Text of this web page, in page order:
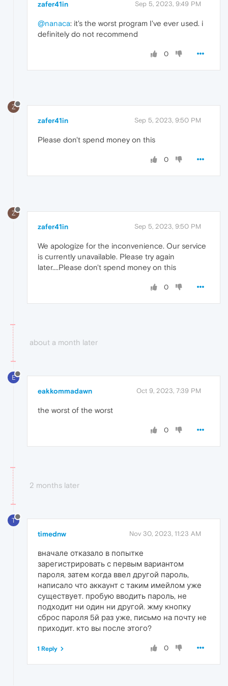
zafer41in Sep 5, 2023, 9:49 PM
@nanaca: it's the worst program I've ever used. i
definitely do not recommend
0
Z
zafer41in Sep 5, 2023, 9:50 PM
Please don't spend money on this
0
Z
zafer41in Sep 5, 2023, 9:50 PM
We apologize for the inconvenience. Our service
is currently unavailable. Please try again
later....Please don't spend money on this
0
about a month later
E
eakkommadawn Oct 9, 2023, 7:39 PM
the worst of the worst
0
2 months later
T
timednw Nov 30, 2023, 11:23 AM
вначале отказало в попытке
зарегистрировать с первым вариантом
пароля, затем когда ввел другой пароль,
написало что аккаунт с таким имейлом уже
существует. пробую вводить пароль, не
подходит ни один ни другой. жму кнопку
сброс пароля 5й раз уже, письмо на почту не
приходит. кто вы после этого?
0
1 Reply